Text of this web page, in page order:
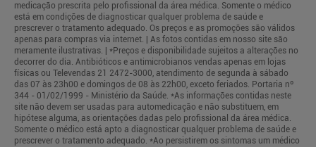
medicação prescrita pelo profissional da área médica. Somente o médico
está em condições de diagnosticar qualquer problema de saúde e
prescrever o tratamento adequado. Os preços e as promoções são válidos
apenas para compras via internet. | As fotos contidas em nosso site são
meramente ilustrativas. | *Preços e disponibilidade sujeitos a alterações no
decorrer do dia. Antibióticos e antimicrobianos vendas apenas em lojas
físicas ou Televendas 21 2472-3000, atendimento de segunda à sábado
das 07 às 23h00 e domingos de 08 às 22h00, exceto feriados. Portaria nº
344 - 01/02/1999 - Ministério da Saúde. *As informações contidas neste
site não devem ser usadas para automedicação e não substituem, em
hipótese alguma, as orientações dadas pelo profissional da área médica.
Somente o médico está apto a diagnosticar qualquer problema de saúde e
prescrever o tratamento adequado. *Ao persistirem os sintomas um médico